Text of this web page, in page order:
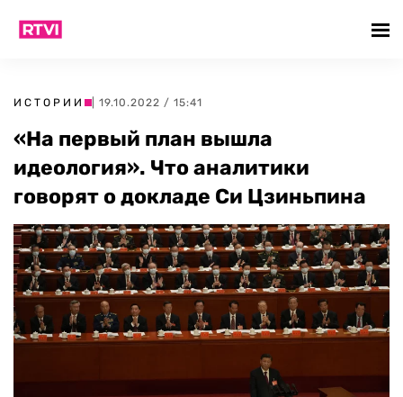
ИСТОРИИ | 19.10.2022 / 15:41
«На первый план вышла
идеология». Что аналитики
говорят о докладе Си Цзиньпина